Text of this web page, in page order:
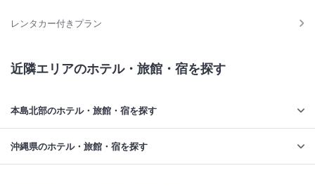
レンタカー付きプラン
近隣エリアのホテル・旅館・宿を探す
本島北部のホテル・旅館・宿を探す
沖縄県のホテル・旅館・宿を探す